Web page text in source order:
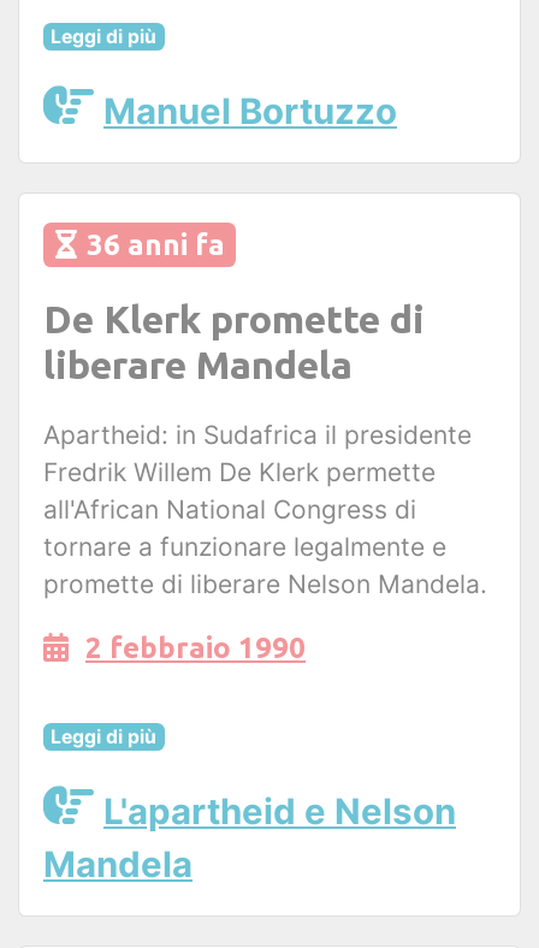
Leggi di più
Manuel Bortuzzo
36 anni fa
De Klerk promette di
liberare Mandela
Apartheid: in Sudafrica il presidente
Fredrik Willem De Klerk permette
all'African National Congress di
tornare a funzionare legalmente e
promette di liberare Nelson Mandela.
2 febbraio 1990
Leggi di più
L'apartheid e Nelson
Mandela